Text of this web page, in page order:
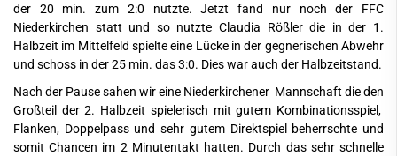
der 20 min. zum 2:0 nutzte. Jetzt fand nur noch der FFC
Niederkirchen statt und so nutzte Claudia Rößler die in der 1.
Halbzeit im Mittelfeld spielte eine Lücke in der gegnerischen Abwehr
und schoss in der 25 min. das 3:0. Dies war auch der Halbzeitstand.
Nach der Pause sahen wir eine Niederkirchener Mannschaft die den
Großteil der 2. Halbzeit spielerisch mit gutem Kombinationsspiel,
Flanken, Doppelpass und sehr gutem Direktspiel beherrschte und
somit Chancen im 2 Minutentakt hatten. Durch das sehr schnelle